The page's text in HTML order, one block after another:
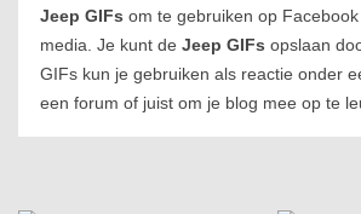
Jeep GIFs om te gebruiken op
media. Je kunt de Jeep GIFs opslaan
GIFs kun je gebruiken als reactie onder
een forum of juist om je blog mee op te